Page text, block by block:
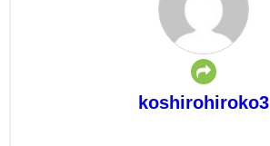
koshirohiroko3